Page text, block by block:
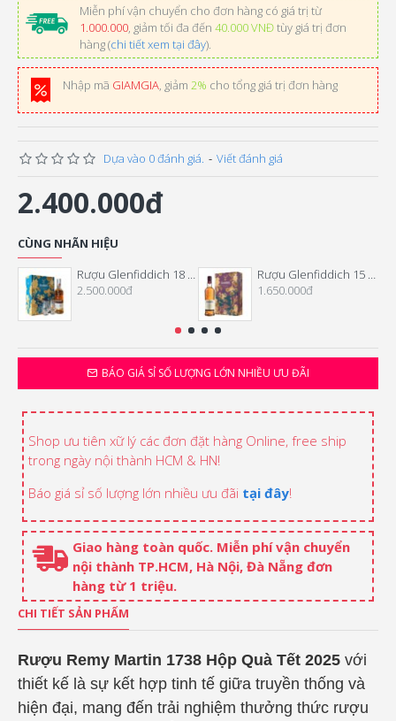
Miễn phí vận chuyển cho đơn hàng có giá trị từ
1.000.000, giảm tối đa đến 40.000 VNĐtùy giá trị đơn
hàng (chi tiết xem tại đây).
Nhập mã GIAMGIA, giảm 2% cho tổng giá trị đơn hàng
Dựa vào 0 đánh giá. - Viết đánh giá
2.400.000đ
BÁO GIÁ SỈ SỐ LƯỢNG LỚN NHIỀU ƯU ĐÃI
CÙNG NHÃN HIỆU
Rượu Glenfiddich 18 Năm Hộp Quà Tết 2026
2.500.000đ
Rượu Glenfiddich 15 Năm Hộp Quà Tết 2026
1.650.000đ
Shop ưu tiên xữ lý các đơn đặt hàng Online, free ship
trong ngày nội thành HCM & HN!
Báo giá sỉ số lượng lớn nhiều ưu đãi tại đây!
Giao hàng toàn quốc. Miễn phí vận chuyển
nội thành TP.HCM, Hà Nội, Đà Nẵng đơn
hàng từ 1 triệu.
CHI TIẾT SẢN PHẨM
Rượu Remy Martin 1738 Hộp Quà Tết 2025 với
thiết kế là sự kết hợp tinh tế giữa truyền thống và
hiện đại, mang đến trải nghiệm thưởng thức rượu